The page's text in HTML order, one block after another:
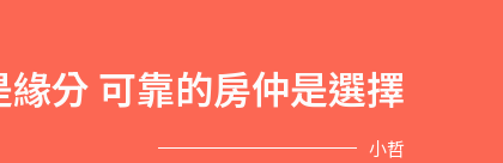
分 可靠的房仲是選擇
小哲